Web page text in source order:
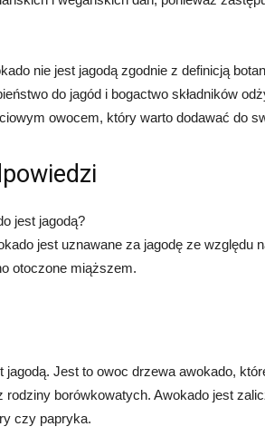
nie jest jagodą zgodnie z definicją
do jagód i bogactwo składników
owocem, który warto dodawać do
jest jagodą?
jest uznawane za jagodę ze względu
otoczone miąższem.
jagodą. Jest to owoc drzewa awokado,
rodziny borówkowatych. Awokado jest
czy papryka.